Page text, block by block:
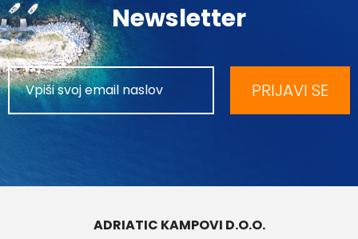
Newsletter
PRIJAVI SE
ADRIATIC KAMPOVI D.O.O.